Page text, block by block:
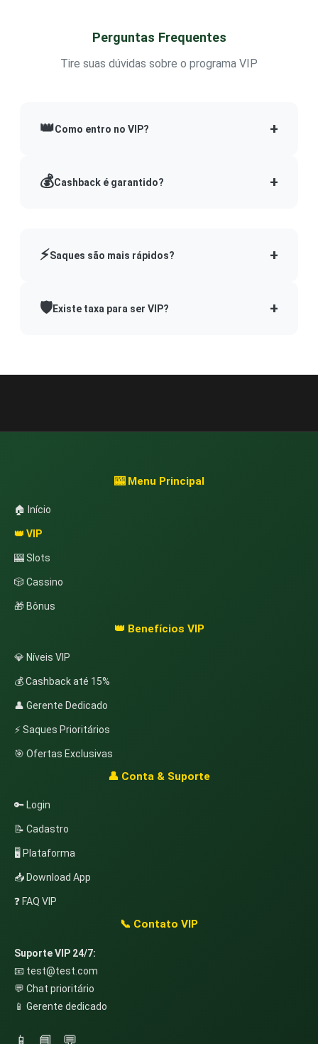
Perguntas Frequentes
Tire suas dúvidas sobre o programa VIP
👑Como entro no VIP? +
💰Cashback é garantido? +
⚡Saques são mais rápidos? +
🛡️Existe taxa para ser VIP? +
🎰 Menu Principal
🏠 Início
👑 VIP
🎰 Slots
🎲 Cassino
🎁 Bônus
👑 Benefícios VIP
💎 Níveis VIP
💰 Cashback até 15%
👤 Gerente Dedicado
⚡ Saques Prioritários
🎯 Ofertas Exclusivas
👤 Conta & Suporte
🔑 Login
📝 Cadastro
🖥️ Plataforma
📥 Download App
❓ FAQ VIP
📞 Contato VIP
Suporte VIP 24/7:
📧 test@test.com
💬 Chat prioritário
📱 Gerente dedicado